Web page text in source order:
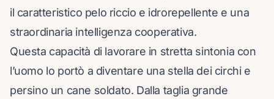
il caratteristico pelo riccio e idrorepellente e una
straordinaria intelligenza cooperativa.
Questa capacità di lavorare in stretta sintonia con
l’uomo lo portò a diventare una stella dei circhi e
persino un cane soldato. Dalla taglia grande